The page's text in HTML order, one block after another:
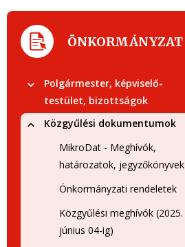
ÖNKORMÁNYZAT
Polgármester, képviselő-
testület, bizottságok
Közgyűlési dokumentumok
MikroDat - Meghívók,
határozatok, jegyzőkönyvek
Önkormányzati rendeletek
Közgyűlési meghívók (2025.
június 04-ig)